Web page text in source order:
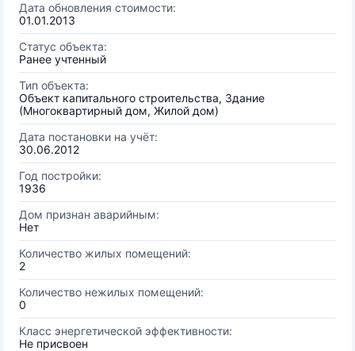
Дата обновления стоимости:
01.01.2013
Статус объекта:
Ранее учтенный
Тип объекта:
Объект капитального строительства, Здание
(Многоквартирный дом, Жилой дом)
Дата постановки на учёт:
30.06.2012
Год постройки:
1936
Дом признан аварийным:
Нет
Количество жилых помещений:
2
Количество нежилых помещений:
0
Класс энергетической эффективности:
Не присвоен